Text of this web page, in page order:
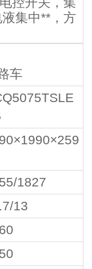
集中**，方
车
1827
13